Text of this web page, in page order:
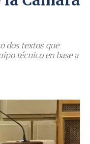
dos textos que
técnico en base a